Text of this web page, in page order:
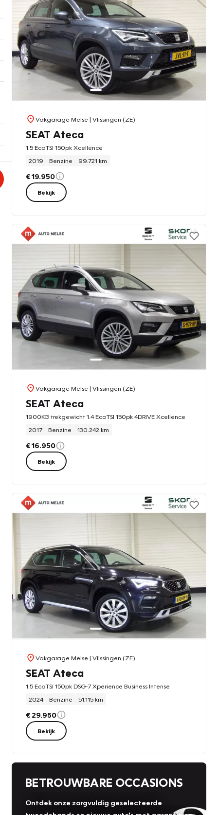
Vakgarage Melse | Vlissingen (ZE)
SEAT Ateca
1.5 EcoTSI 150pk Xcellence
2019
Benzine 99.721 km
€ 19.950
Bekijk
Vakgarage Melse | Vlissingen (ZE)
SEAT Ateca
1900KG trekgewicht 1.4 EcoTSI 150pk 4DRIVE Xcellence
2017
Benzine 130.242 km
€ 16.950
Bekijk
Vakgarage Melse | Vlissingen (ZE)
SEAT Ateca
1.5 EcoTSI 150pk DSG-7 Xperience Business Intense
2024
Benzine 51.115 km
€ 29.950
Bekijk
BETROUWBARE OCCASIONS
Ontdek onze zorgvuldig geselecteerde